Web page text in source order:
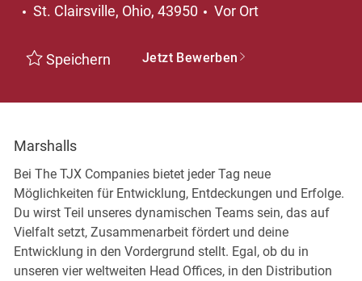
Ort
St. Clairsville, Ohio, 43950 Vor Ort
Speichern Jetzt Bewerben
Marshalls
Bei The TJX Companies bietet jeder Tag neue
Möglichkeiten für Entwicklung, Entdeckungen und Erfolge.
Du wirst Teil unseres dynamischen Teams sein, das auf
Vielfalt setzt, Zusammenarbeit fördert und deine
Entwicklung in den Vordergrund stellt. Egal, ob du in
unseren vier weltweiten Head Offices, in den Distribution